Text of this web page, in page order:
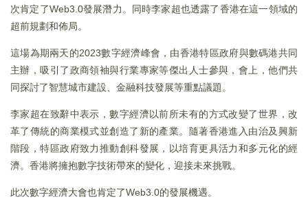
次肯定了Web3.0發展潛力。同時李家超也透露了香港在這一領域的
超前規劃和佈局。
這場為期兩天的2023數字經濟峰會，由香港特區政府與數碼港共同
主辦，吸引了政商領袖與行業專家等傑出人士參與，會上，他們共
同探討了智慧城市建設、金融科技發展等重點議題。
李家超在致辭中表示，數字經濟以前所未有的方式改變了世界，改
革了傳統的商業模式並創造了新的產業。隨著香港進入由治及興新
階段，特區政府致力推動創科發展，以培育更具活力和多元化的經
濟。香港將擁抱數字技術帶來的變化，迎接未來挑戰。
此次數字經濟大會也肯定了Web3.0的發展機遇。